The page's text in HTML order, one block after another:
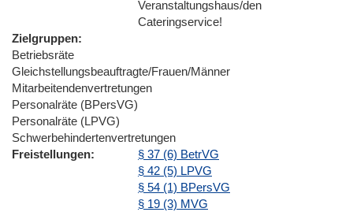
Veranstaltungshaus/den
Cateringservice!
Zielgruppen
Betriebsräte
Gleichstellungsbeauftragte/Frauen/Männer
Mitarbeitendenvertretungen
Personalräte (BPersVG)
Personalräte (LPVG)
Schwerbehindertenvertretungen
Freistellungen
§ 37 (6) BetrVG
§ 42 (5) LPVG
§ 54 (1) BPersVG
§ 19 (3) MVG